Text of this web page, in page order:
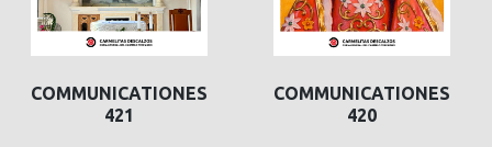
COMMUNICATIONES
421
COMMUNICATIONES
420